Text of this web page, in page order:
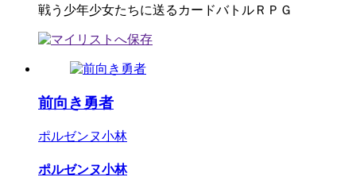
戦う少年少女たちに送るカードバトルＲＰＧ
前向き勇者
ポルゼンヌ小林
ポルゼンヌ小林